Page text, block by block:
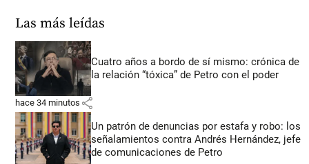
Las más leídas
Cuatro años a bordo de sí mismo: crónica de
la relación “tóxica” de Petro con el poder
hace 34 minutos share
Un patrón de denuncias por estafa y robo: los
señalamientos contra Andrés Hernández, jefe
de comunicaciones de Petro